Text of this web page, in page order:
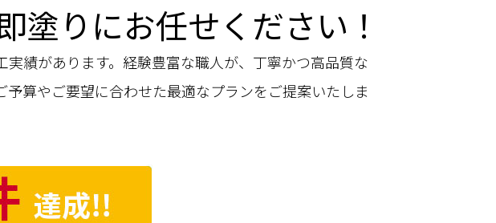
塗りにお任せください！
績があります。経験豊富な職人が、丁寧かつ高品質な
算やご要望に合わせた最適なプランをご提案いたしま